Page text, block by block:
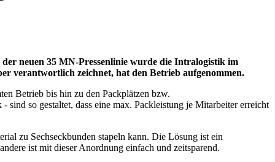
neuen 35 MN-Pressenlinie wurde die Intralogistik im
verantwortlich zeichnet, hat den Betrieb aufgenommen.
Betrieb bis hin zu den Packplätzen bzw.
sind so gestaltet, dass eine max. Packleistung je Mitarbeiter erreicht
zu Sechseckbunden stapeln kann. Die Lösung ist ein
ist mit dieser Anordnung einfach und zeitsparend.